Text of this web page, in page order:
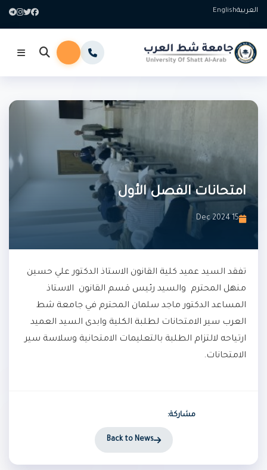
العربيةEnglish
امتحانات الفصل الأول
15 Dec 2024
تفقد السيد عميد كلية القانون الاستاذ الدكتور علي حسين
منهل المحترم والسيد رئيس قسم القانون الاستاذ
المساعد الدكتور ماجد سلمان المحترم في جامعة شط
العرب سير الامتحانات لطلبة الكلية وابدى السيد العميد
ارتياحه لالتزام الطلبة بالتعليمات الامتحانية وسلاسة سير
الامتحانات.
مشاركة:
Back to News